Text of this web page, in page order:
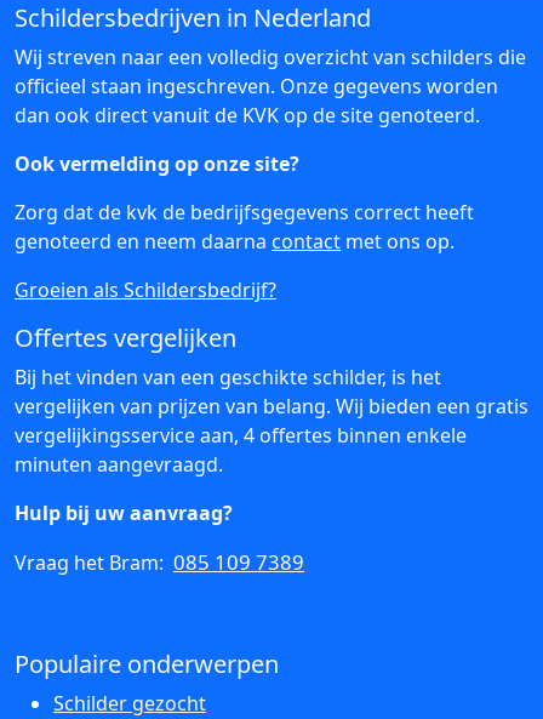
Schildersbedrijven in Nederland
Wij streven naar een volledig overzicht van schilders die
officieel staan ingeschreven. Onze gegevens worden
dan ook direct vanuit de KVK op de site genoteerd.
Ook vermelding op onze site?
Zorg dat de kvk de bedrijfsgegevens correct heeft
genoteerd en neem daarna contact met ons op.
Groeien als Schildersbedrijf?
Offertes vergelijken
Bij het vinden van een geschikte schilder, is het
vergelijken van prijzen van belang. Wij bieden een gratis
vergelijkingsservice aan, 4 offertes binnen enkele
minuten aangevraagd.
Hulp bij uw aanvraag?
Vraag het Bram: 085 109 7389
Populaire onderwerpen
Schilder gezocht